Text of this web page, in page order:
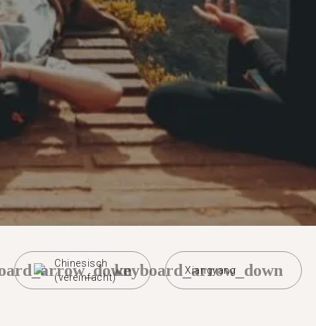
Chinesisch
(vereinfacht)
Xiangyang
keyboard_arrow_down